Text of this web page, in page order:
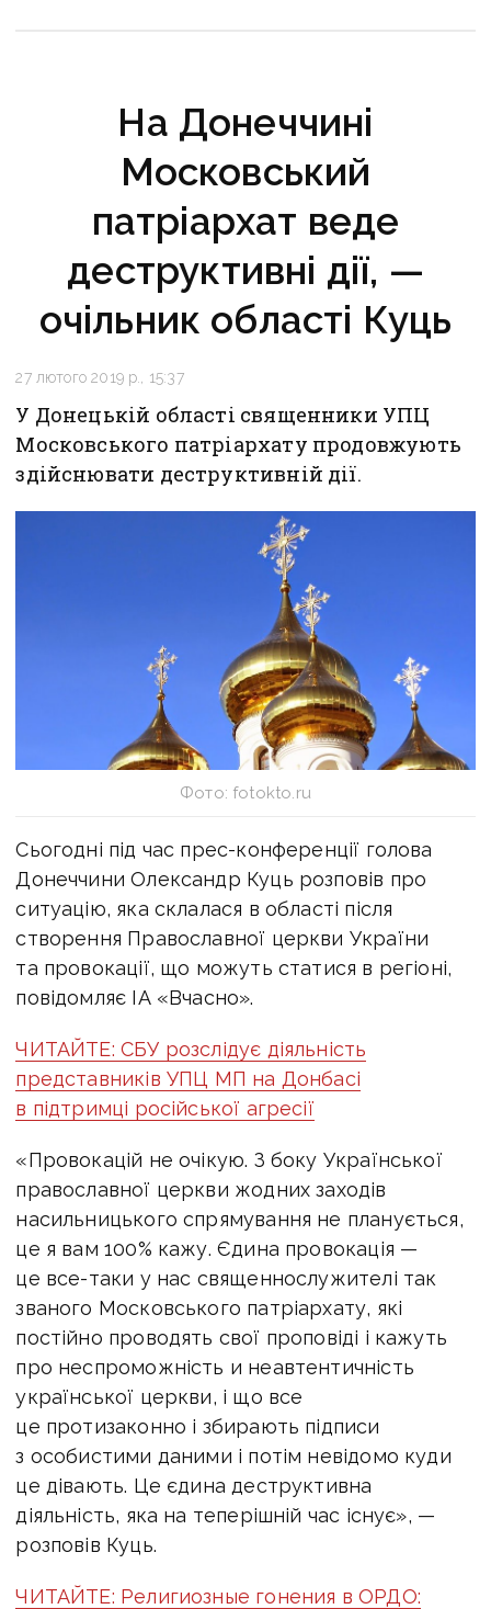
На Донеччині
Московський
патріархат веде
деструктивні дії, —
очільник області Куць
27 лютого 2019 р., 15:37
У Донецькій області священники УПЦ
Московського патріархату продовжують
здійснювати деструктивній дії.
Фото: fotokto.ru
Сьогодні під час прес-конференції голова
Донеччини Олександр Куць розповів про
ситуацію, яка склалася в області після
створення Православної церкви України
та провокації, що можуть статися в регіоні,
повідомляє ІА «Вчасно».
ЧИТАЙТЕ: СБУ розслідує діяльність
представників УПЦ МП на Донбасі
в підтримці російської агресії
«Провокацій не очікую. З боку Української
православної церкви жодних заходів
насильницького спрямування не планується,
це я вам 100% кажу. Єдина провокація —
це все-таки у нас священнослужителі так
званого Московського патріархату, які
постійно проводять свої проповіді і кажуть
про неспроможність и неавтентичність
української церкви, і що все
це протизаконно і збирають підписи
з особистими даними і потім невідомо куди
це дівають. Це єдина деструктивна
діяльність, яка на теперішній час існує», —
розповів Куць.
ЧИТАЙТЕ: Религиозные гонения в ОРДО: